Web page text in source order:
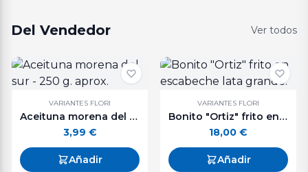
Del Vendedor Ver todos
VARIANTES FLORI
Aceituna morena del sur - 250 g. aprox.
3,99 €
Añadir
VARIANTES FLORI
Bonito "Ortiz" frito en escabeche lata grande.
18,00 €
Añadir